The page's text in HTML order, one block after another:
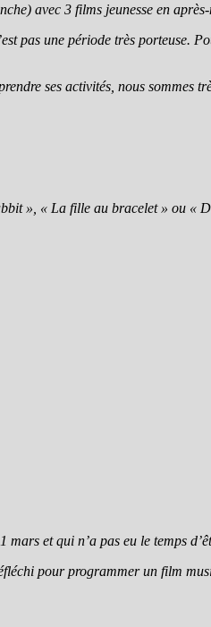
avec 3 films jeunesse en
pas une période très porteuse.
ses activités, nous sommes
», « La fille au bracelet » ou «
et qui n’a pas eu le temps
pour programmer un film